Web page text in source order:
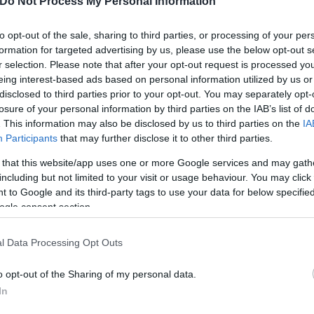
opt-out of the sale, sharing to third parties, or processing of your
for targeted advertising by us, please use the below opt-out
selection. Please note that after your opt-out request is processed
interest-based ads based on personal information utilized by us
to third parties prior to your opt-out. You may separately
of your personal information by third parties on the IAB’s list of
This information may also be disclosed by us to third parties on the
Participants that may further disclose it to other third parties.
that this website/app uses one or more Google services and may
but not limited to your visit or usage behaviour. You may
to Google and its third-party tags to use your data for below
consent section.
Data Processing Opt Outs
opt-out of the Sharing of my personal data.
τη Δύση μετά την εισβολή της Ρωσίας στην
Nord Stream 1. Οι Βρυξέλλες λένε ότι αυτό
το φυσικό αέριο ως οικονομικό όπλο για
των G7 για επιβολή πλαφόν στην τιμή του
της Μόσχας, και την ανακοίνωση της Κομισιόν
απροσδιόριστο χρονικό διάστημα κινδυνεύει
εκτιμούν ότι η κίνηση αυτή από την
επικαλείται αλλά με στρατηγική κίνηση